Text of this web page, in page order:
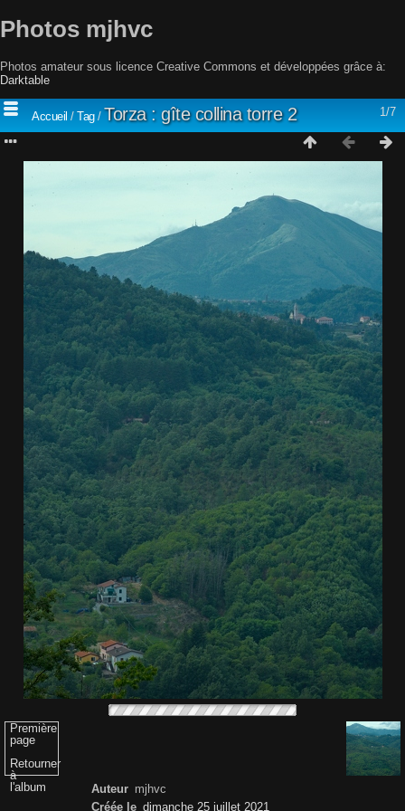
Photos mjhvc
Photos amateur sous licence Creative Commons et développées grâce à:
Darktable
1/7
Accueil / Tag / Torza : gîte collina torre 2
Première
page
Retourner
à
l'album
Auteur mjhvc
Créée le dimanche 25 juillet 2021